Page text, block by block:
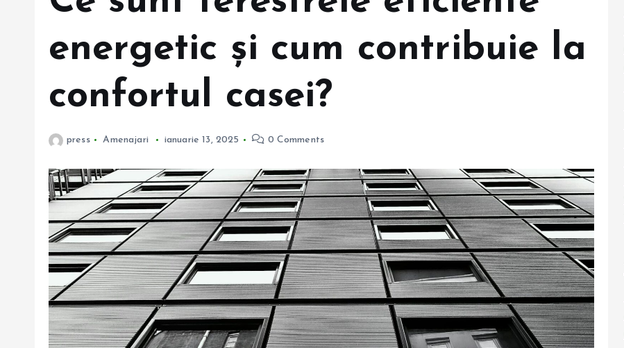
energetic și cum contribuie la
confortul casei?
press Amenajari ianuarie 13, 2025 0 Comments